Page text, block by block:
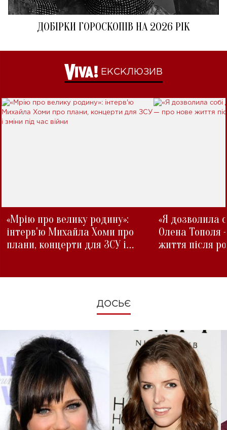
ДОБІРКИ ГОРОСКОПІВ НА 2026 РІК
ЕКСКЛЮЗИВ
«Мрію про велику родину»:
інтерв'ю Михайла Хоми про
плани, концерти для ЗСУ і
«Я дозволила
Олена Тополя
життя після
ДОСЬЄ